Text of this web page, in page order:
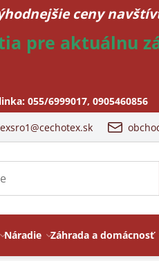
ceny
pre aktuálnu
055/6999017, 0905460856
Náradie Záhrada a domácnosť